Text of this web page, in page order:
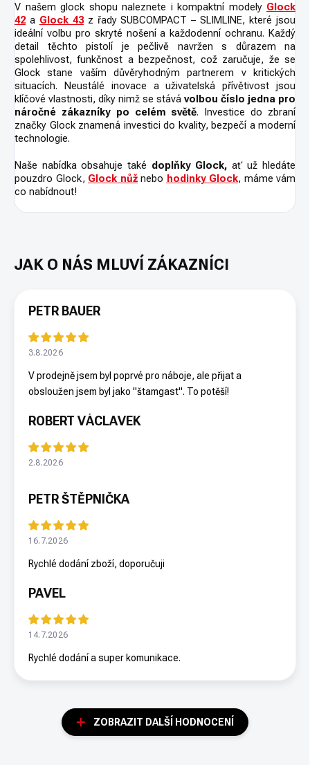
V našem glock shopu naleznete i kompaktní modely Glock
42a Glock 43z řady SUBCOMPACT – SLIMLINE, které jsou
ideální volbu pro skryté nošení a každodenní ochranu. Každý
detail těchto pistolí je pečlivě navržen s důrazem na
spolehlivost, funkčnost a bezpečnost, což zaručuje, že se
Glock stane vaším důvěryhodným partnerem v kritických
situacích. Neustálé inovace a uživatelská přívětivost jsou
klíčové vlastnosti, díky nimž se stává volbou číslo jedna pro
náročné zákazníky po celém světě. Investice do zbraní
značky Glock znamená investici do kvality, bezpečí a moderní
technologie.
Naše nabídka obsahuje také doplňky Glock, ať už hledáte
pouzdro Glock, Glock nůžnebo hodinky Glock, máme vám
co nabídnout!
PETR BAUER
3.8.2026
V prodejně jsem byl poprvé pro náboje, ale přijat a
obsloužen jsem byl jako "štamgast". To potěší!
ROBERT VÁCLAVEK
2.8.2026
PETR ŠTĚPNIČKA
16.7.2026
Rychlé dodání zboží, doporučuji
PAVEL
14.7.2026
Rychlé dodání a super komunikace.
ZOBRAZIT DALŠÍ HODNOCENÍ